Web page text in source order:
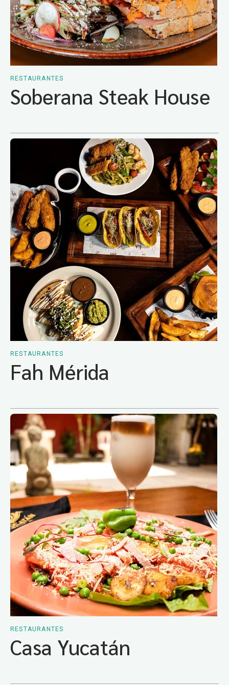
RESTAURANTES
Soberana Steak House
RESTAURANTES
Fah Mérida
RESTAURANTES
Casa Yucatán